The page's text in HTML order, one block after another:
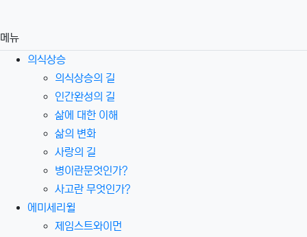
메뉴
의식상승
의식상승의 길
인간완성의 길
삶에 대한 이해
삶의 변화
사랑의 길
병이란문엇인가?
사고란 무엇인가?
에미세리윌
제임스트와이먼